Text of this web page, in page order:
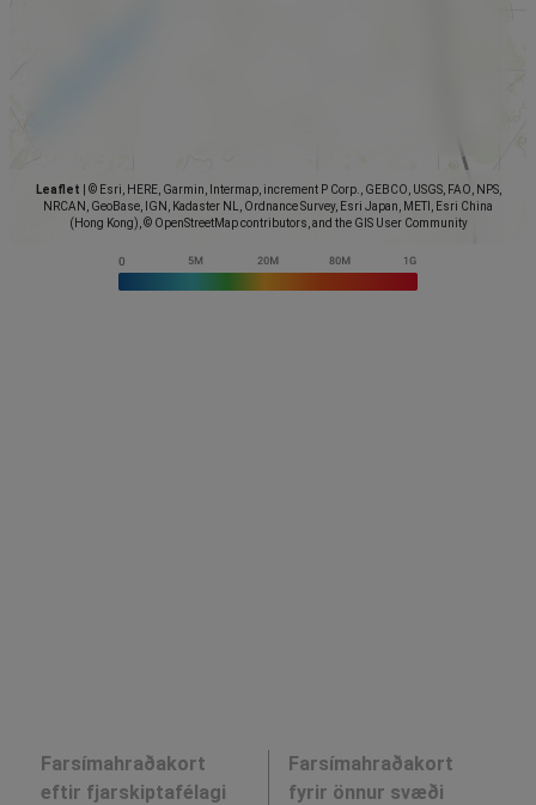
Leaflet
© Esri, HERE, Garmin, Intermap, increment P Corp., GEBCO, USGS, FAO, NPS,
NRCAN, GeoBase, IGN, Kadaster NL, Ordnance Survey, Esri Japan, METI, Esri China
(Hong Kong), © OpenStreetMap contributors, and the GIS User Community
Farsímahraðakort
eftir fjarskiptafélagi
Farsímahraðakort
fyrir önnur svæði